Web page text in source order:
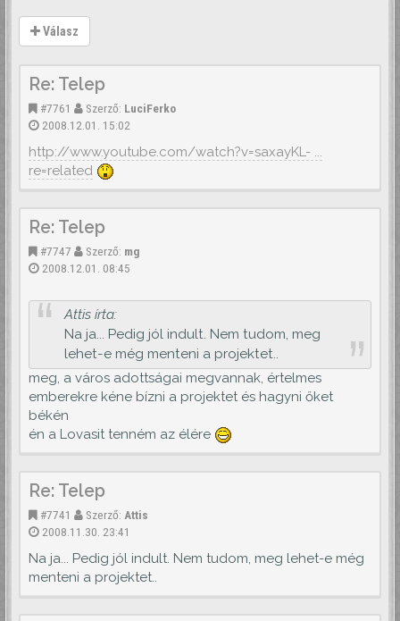
Válasz
Re: Telep
#7761 Szerző: LuciFerko
2008.12.01. 15:02
http://www.youtube.com/watch?v=saxayKL- ...
re=related
Re: Telep
#7747 Szerző: mg
2008.12.01. 08:45
Attis írta:
Na ja... Pedig jól indult. Nem tudom, meg
lehet-e még menteni a projektet..
meg, a város adottságai megvannak, értelmes
emberekre kéne bízni a projektet és hagyni őket
békén
én a Lovasit tenném az élére
Re: Telep
#7741 Szerző: Attis
2008.11.30. 23:41
Na ja... Pedig jól indult. Nem tudom, meg lehet-e még
menteni a projektet..